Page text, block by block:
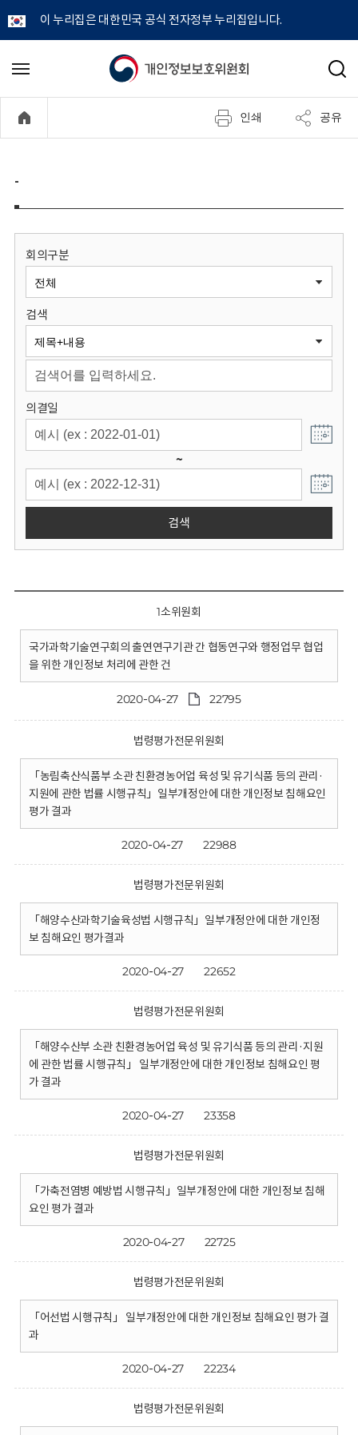
이 누리집은 대한민국 공식 전자정부 누리집입니다.
개
정
보
원
회
메
기
검
인쇄 공유
-
회의구분
검색
의결일
~
검색
1소위원회
국가과학기술연구회의 출연연구기관 간 협동연구와 행정업무 협업
을 위한 개인정보 처리에 관한 건
2020-04-27 22795
법령평가전문위원회
「농림축산식품부 소관 친환경농어업 육성 및 유기식품 등의 관리·
지원에 관한 법률 시행규칙」일부개정안에 대한 개인정보 침해요인
평가 결과
2020-04-27 22988
법령평가전문위원회
「해양수산과학기술육성법 시행규칙」일부개정안에 대한 개인정
보 침해요인 평가결과
2020-04-27 22652
법령평가전문위원회
「해양수산부 소관 친환경농어업 육성 및 유기식품 등의 관리·지원
에 관한 법률 시행규칙」 일부개정안에 대한 개인정보 침해요인 평
가 결과
2020-04-27 23358
법령평가전문위원회
「가축전염병 예방법 시행규칙」일부개정안에 대한 개인정보 침해
요인 평가 결과
2020-04-27 22725
법령평가전문위원회
「어선법 시행규칙」 일부개정안에 대한 개인정보 침해요인 평가 결
과
2020-04-27 22234
법령평가전문위원회